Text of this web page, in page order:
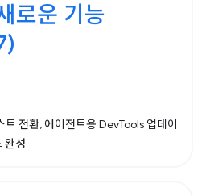
로운 기능
전환, 에이전트용 DevTools 업데이
완성